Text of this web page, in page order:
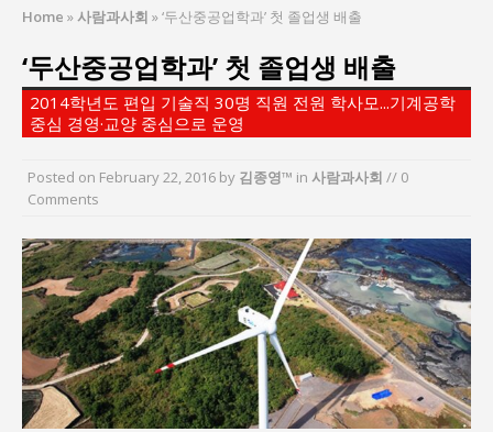
서효석 충청향우회중앙회 총재 취임 논란 확산
지방의회 공약은 ‘빛 좋은 개살구’인가?
“7월 1일 의장 선출은 ‘위법’이다”
“엄마의 절박함과 ‘실무형 정치인’으로 생활정치 실
김종대, “현대전, 강한 군대도 약해질 수 있다”
통일 지향 2국가론: 한반도 평화의 새로운 길
강산건설 박재윤 강제추행 사건, 무엇이 문제인가?
한국지방재정공제회, 2026년 정기 승진 인사 발표
Home »사람과사회 »‘두산중공업학과’ 첫 졸업생 배출
‘두산중공업학과’ 첫 졸업생 배출
2014학년도 편입 기술직 30명 직원 전원 학사모...기계공학
중심 경영·교양 중심으로 운영
Posted on February 22, 2016 by 김종영™ in 사람과사회 // 0
Comments